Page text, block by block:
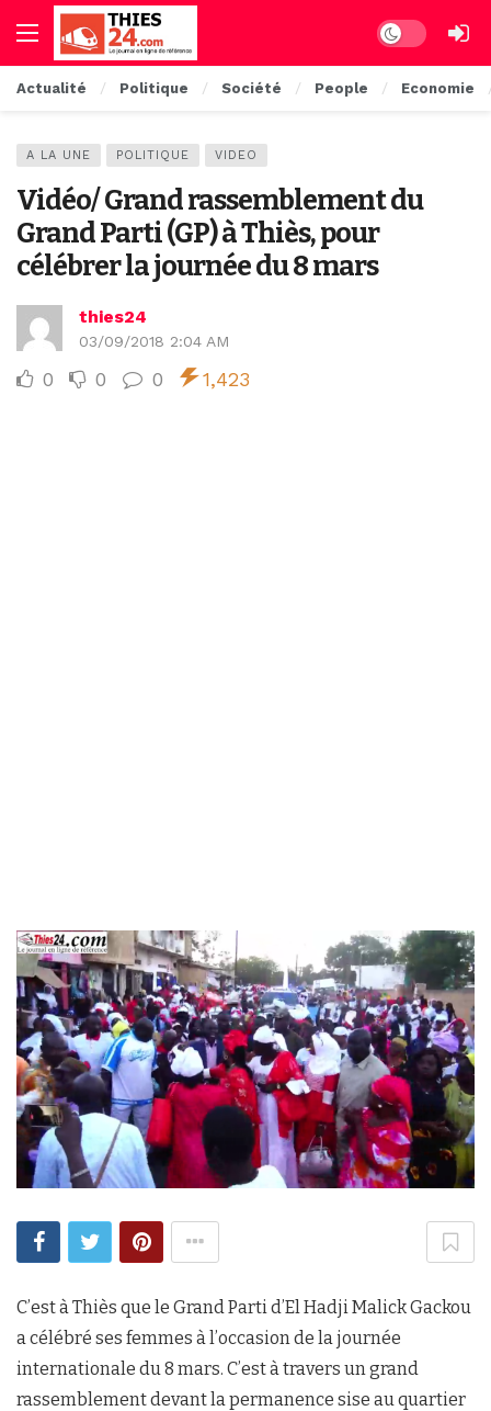
Dark mode
Actualité Politique Société People Economie
A LA UNE POLITIQUE VIDEO
Vidéo/ Grand rassemblement du
Grand Parti (GP) à Thiès, pour
célébrer la journée du 8 mars
thies24
03/09/2018 2:04 AM
0 0 0 1,423
C’est à Thiès que le Grand Parti d’El Hadji Malick Gackou
a célébré ses femmes à l’occasion de la journée
internationale du 8 mars. C’est à travers un grand
rassemblement devant la permanence sise au quartier